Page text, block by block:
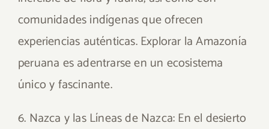
comunidades indígenas que ofrecen
experiencias auténticas. Explorar la Amazonía
peruana es adentrarse en un ecosistema
único y fascinante.
6. Nazca y las Líneas de Nazca: En el desierto